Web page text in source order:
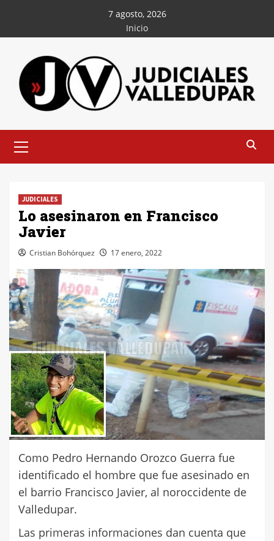
contenido
7 agosto, 2026
Inicio
principal
JUDICIALES
Lo asesinaron en Francisco
Javier
Cristian Bohórquez 17 enero, 2022
Como Pedro Hernando Orozco Guerra fue
identificado el hombre que fue asesinado en
el barrio Francisco Javier, al noroccidente de
Valledupar.
Las primeras informaciones dan cuenta que